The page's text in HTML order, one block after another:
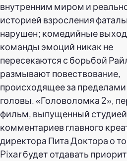
внутренним миром и
историей взросления
нарушен; комедийные
команды эмоций никак не
пересекаются с борьбой
размывают повествование,
происходящее за пределами
головы. «Головоломка 2»,
фильм, выпущенный
комментариев главного
директора Пита Доктора о
Pixar будет отдавать